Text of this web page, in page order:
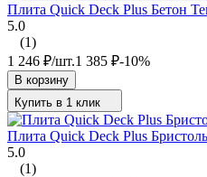
Плита Quick Deck Plus Бетон
5.0
(1)
1 246 ₽/шт.1 385 ₽-10%
В корзину
Купить в 1 клик
Плита Quick Deck Plus
5.0
(1)